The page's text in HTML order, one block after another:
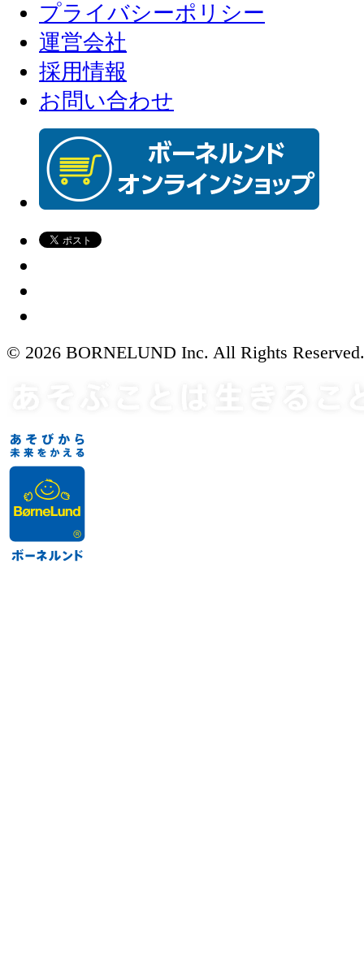
プライバシーポリシー
運営会社
採用情報
お問い合わせ
© 2026 BORNELUND Inc. All Rights Reserved.